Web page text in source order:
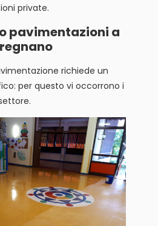
private.
pavimentazioni a
richiede un
per questo vi occorrono i